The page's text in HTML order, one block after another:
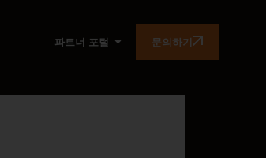
파트너 포털
문의하기